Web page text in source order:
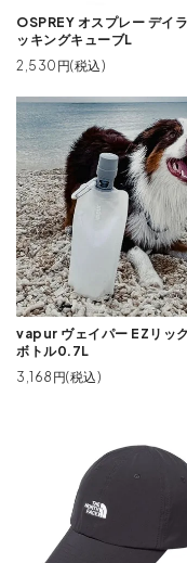
OSPREY オスプレー デイ
ッキングキューブL
2,530円(税込)
vapur ヴェイパー EZリッ
ボトル0.7L
3,168円(税込)